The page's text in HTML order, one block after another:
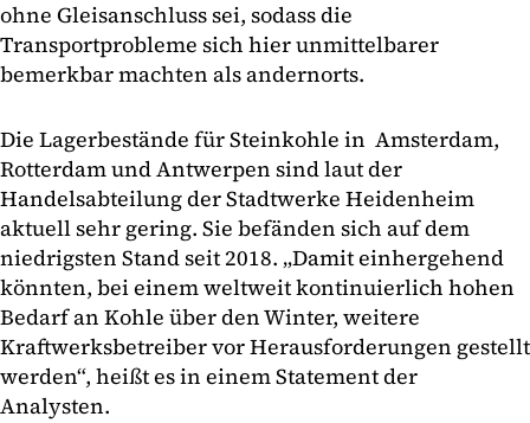
ohne Gleisanschluss sei, sodass die
Transportprobleme sich hier unmittelbarer
bemerkbar machten als andernorts.
Die Lagerbestände für Steinkohle in Amsterdam,
Rotterdam und Antwerpen sind laut der
Handelsabteilung der Stadtwerke Heidenheim
aktuell sehr gering. Sie befänden sich auf dem
niedrigsten Stand seit 2018. „Damit einhergehend
könnten, bei einem weltweit kontinuierlich hohen
Bedarf an Kohle über den Winter, weitere
Kraftwerksbetreiber vor Herausforderungen gestellt
werden“, heißt es in einem Statement der
Analysten.